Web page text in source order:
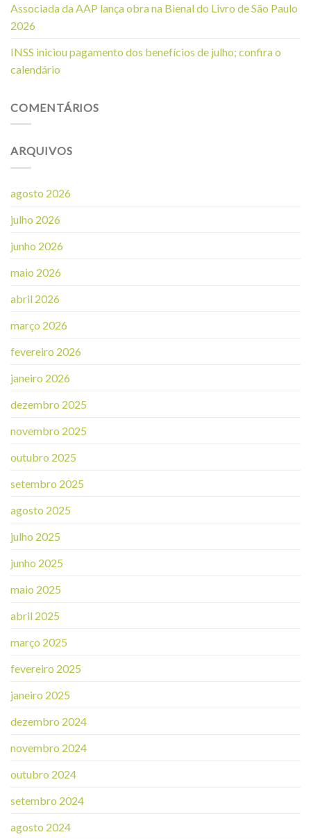
Associada da AAP lança obra na Bienal do Livro de São Paulo
2026
INSS iniciou pagamento dos benefícios de julho; confira o
calendário
COMENTÁRIOS
ARQUIVOS
agosto 2026
julho 2026
junho 2026
maio 2026
abril 2026
março 2026
fevereiro 2026
janeiro 2026
dezembro 2025
novembro 2025
outubro 2025
setembro 2025
agosto 2025
julho 2025
junho 2025
maio 2025
abril 2025
março 2025
fevereiro 2025
janeiro 2025
dezembro 2024
novembro 2024
outubro 2024
setembro 2024
agosto 2024